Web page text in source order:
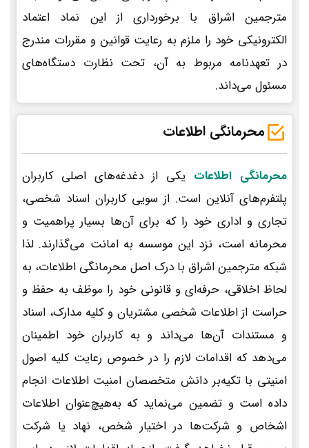
مترجمین اشراق با برخورداری از این نماد اعتماد
الکترونیکی خود را ملزم به رعایت قوانین و مقررات مندرج
در تعهدنامه مربوط به آن، تحت نظارت دستگاه‌های
مسئول می‌داند.
محرمانگی اطلاعات
محرمانگی اطلاعات یکی از دغدغه‌های اصلی کاربران
پلتفرم‌های آنلاین است. از سویی کاربران اسناد شخصی،
تجاری و اداری خود را که برای آن‌ها بسیار پراهمیت و
محرمانه است، نزد این موسسه به امانت می‌گذارند. لذا
شبکه مترجمین اشراق با درک اصل محرمانگی اطلاعات، به
لحاظ اخلاقی، حرفه‌ای و قانونی خود را موظف به حفظ و
حراست از اطلاعات شخصی مشتریان و کلیه مدارک، اسناد
و مستندات آن‌ها می‌داند و به کاربران خود اطمینان
می‌دهد که اقدامات لازم را در خصوص رعایت کلیه اصول
امنیتی با تکیه‌بر دانش متخصصان امنیت اطلاعات انجام
داده است و تضمین می‌نماید که به‌هیچ‌عنوان اطلاعات
اشخاص و شرکت‌ها در اختیار شخص، نهاد یا شرکت